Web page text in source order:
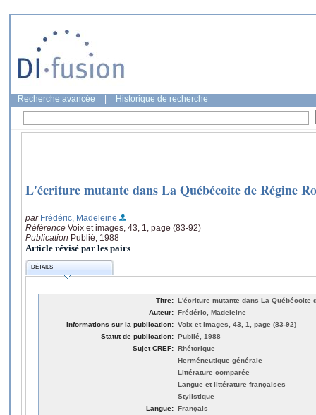
Recherche avancée Historique de recherche
L'écriture mutante dans La Québécoite de Régine
par Frédéric, Madeleine
Référence Voix et images, 43, 1, page (83-92)
Publication Publié, 1988
Article révisé par les pairs
DÉTAILS
Titre: L'écriture mutante dans La Québécoite
Auteur: Frédéric, Madeleine
Informations sur la publication: Voix et images, 43, 1, page (83-92)
Statut de publication: Publié, 1988
Sujet CREF: Rhétorique
Herméneutique générale
Littérature comparée
Langue et littérature françaises
Stylistique
Langue: Français